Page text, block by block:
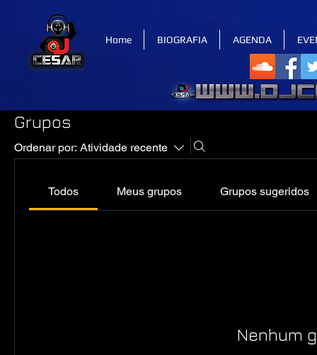
Home BIOGRAFIA AGENDA
Grupos
Ordenar por: Atividade recente
Todos Meus grupos Grupos sugeridos
Nenhum